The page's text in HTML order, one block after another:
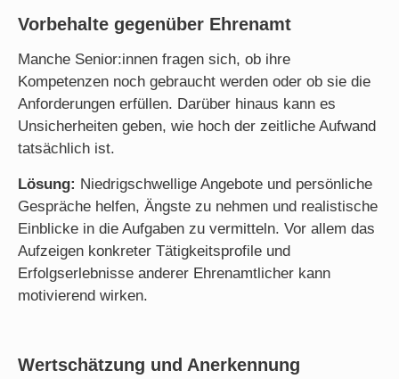
Vorbehalte gegenüber Ehrenamt
Manche Senior:innen fragen sich, ob ihre
Kompetenzen noch gebraucht werden oder ob sie die
Anforderungen erfüllen. Darüber hinaus kann es
Unsicherheiten geben, wie hoch der zeitliche Aufwand
tatsächlich ist.
Lösung: Niedrigschwellige Angebote und persönliche
Gespräche helfen, Ängste zu nehmen und realistische
Einblicke in die Aufgaben zu vermitteln. Vor allem das
Aufzeigen konkreter Tätigkeitsprofile und
Erfolgserlebnisse anderer Ehrenamtlicher kann
motivierend wirken.
Wertschätzung und Anerkennung